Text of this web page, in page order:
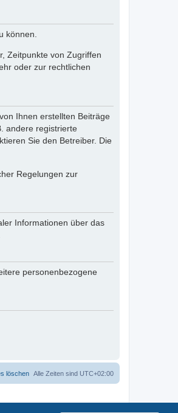
können.
Zeitpunkte von Zugriffen
oder zur rechtlichen
Ihnen erstellten Beiträge
andere registrierte
Sie den Betreiber. Die
Regelungen zur
Informationen über das
personenbezogene
Alle Zeiten sind UTC+02:00
löschen